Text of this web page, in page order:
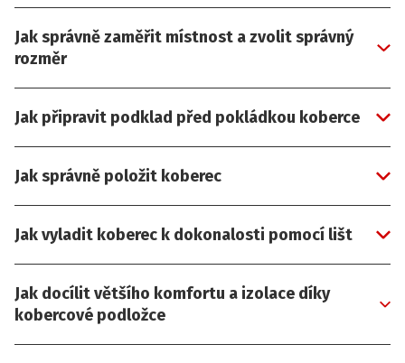
Jak správně zaměřit místnost a zvolit správný
rozměr
Jak připravit podklad před pokládkou koberce
Jak správně položit koberec
Jak vyladit koberec k dokonalosti pomocí lišt
Jak docílit většího komfortu a izolace díky
kobercové podložce